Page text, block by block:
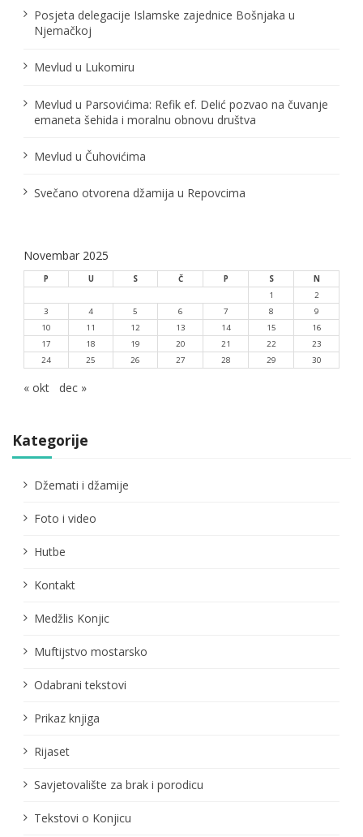
l
n
a
k
a
Posjeta delegacije Islamske zajednice Bošnjaka u
Njemačkoj
Mevlud u Lukomiru
Mevlud u Parsovićima: Refik ef. Delić pozvao na čuvanje
emaneta šehida i moralnu obnovu društva
Mevlud u Čuhovićima
Svečano otvorena džamija u Repovcima
Novembar 2025
P U S Č P S
N
1
2
3
4 5 6 7 8
9
10
11 12 13 14 15
16
17
18 19 20 21 22
23
24
25 26 27 28 29 30
« okt dec »
Kategorije
Džemati i džamije
Foto i video
Hutbe
Kontakt
Medžlis Konjic
Muftijstvo mostarsko
Odabrani tekstovi
Prikaz knjiga
Rijaset
Savjetovalište za brak i porodicu
Tekstovi o Konjicu